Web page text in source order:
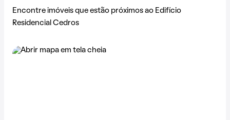
Encontre imóveis que estão próximos ao Edifício
Residencial Cedros